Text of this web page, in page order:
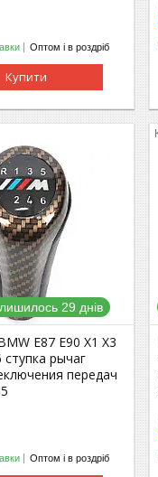
Оптом і в роздріб
Купити
29 днів
E87 E90 X1 X3
ступка рычаг
передач
Оптом і в роздріб